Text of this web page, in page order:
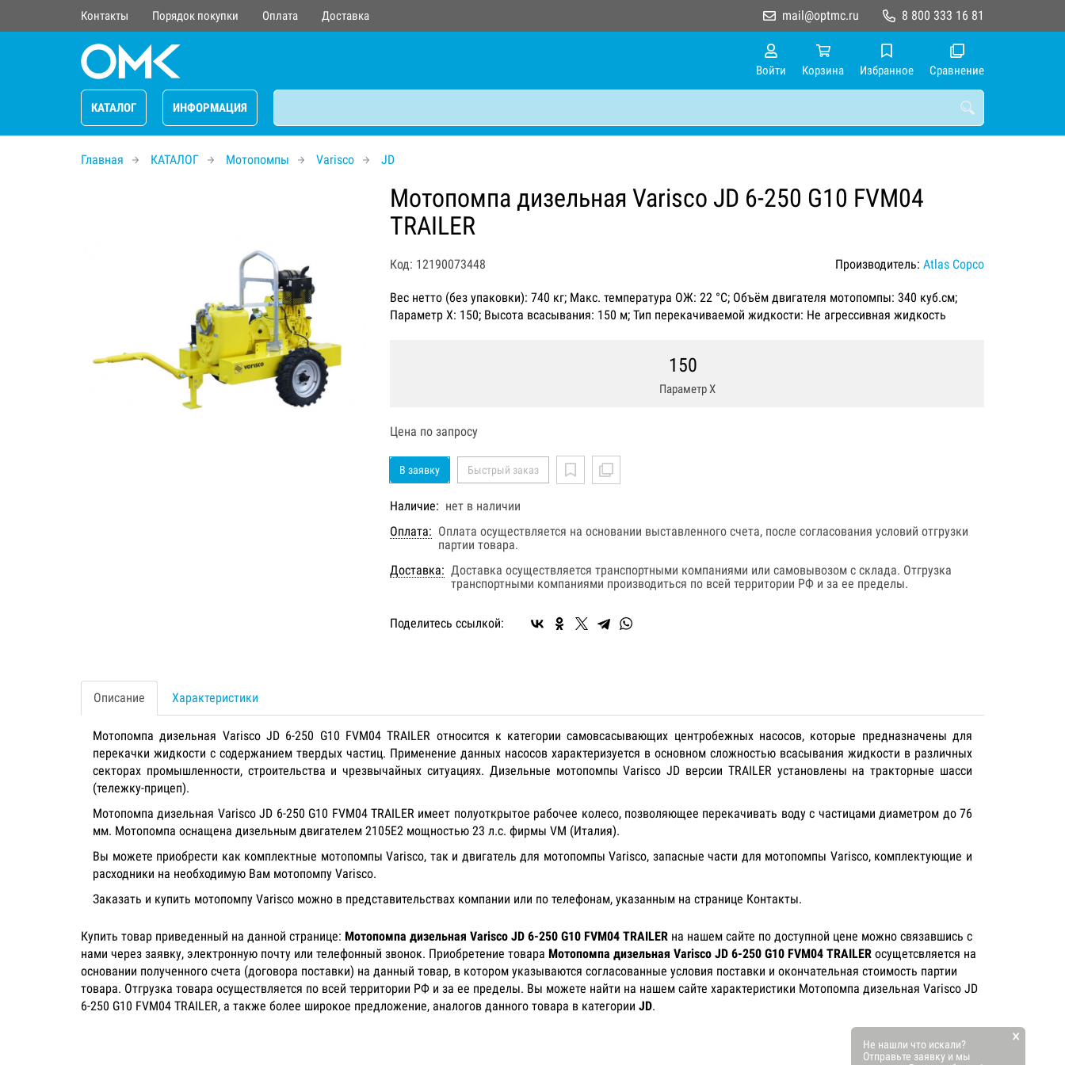
Контакты Порядок покупки Оплата Доставка 8 800 333 16 81
mail@optmc.ru
Войти Корзина Избранное Сравнение
КАТАЛОГ ИНФОРМАЦИЯ
Главная КАТАЛОГ Мотопомпы Varisco JD
Мотопомпа дизельная Varisco JD 6-250 G10 FVM04
TRAILER
Код: 12190073448 Производитель: Atlas Copco
Вес нетто (без упаковки): 740 кг; Макс. температура ОЖ: 22 °C; Объём двигателя мотопомпы: 340 куб.см;
Параметр Х: 150; Высота всасывания: 150 м; Тип перекачиваемой жидкости: Не агрессивная жидкость
150
Параметр Х
Цена по запросу
В заявку Быстрый заказ
Наличие: нет в наличии
Оплата: Оплата осуществляется на основании выставленного счета, после согласования условий отгрузки
партии товара.
Доставка: Доставка осуществляется транспортными компаниями или самовывозом с склада. Отгрузка
транспортными компаниями производиться по всей территории РФ и за ее пределы.
Поделитесь ссылкой:
Описание Характеристики
Мотопомпа дизельная Varisco JD 6-250 G10 FVM04 TRAILER относится к категории самовсасывающих центробежных насосов, которые предназначены для
перекачки жидкости с содержанием твердых частиц. Применение данных насосов характеризуется в основном сложностью всасывания жидкости в различных
секторах промышленности, строительства и чрезвычайных ситуациях. Дизельные мотопомпы Varisco JD версии TRAILER установлены на тракторные шасси
(тележку-прицеп).
Мотопомпа дизельная Varisco JD 6-250 G10 FVM04 TRAILER имеет полуоткрытое рабочее колесо, позволяющее перекачивать воду с частицами диаметром до 76
мм. Мотопомпа оснащена дизельным двигателем 2105E2 мощностью 23 л.с. фирмы VM (Италия).
Вы можете приобрести как комплектные мотопомпы Varisco, так и двигатель для мотопомпы Varisco, запасные части для мотопомпы Varisco, комплектующие и
расходники на необходимую Вам мотопомпу Varisco.
Заказать и купить мотопомпу Varisco можно в представительствах компании или по телефонам, указанным на странице Контакты.
Купить товар приведенный на данной странице: Мотопомпа дизельная Varisco JD 6-250 G10 FVM04 TRAILER на нашем сайте по доступной цене можно связавшись с
нами через заявку, электронную почту или телефонный звонок. Приобретение товара Мотопомпа дизельная Varisco JD 6-250 G10 FVM04 TRAILER осущетсвляется на
основании полученного счета (договора поставки) на данный товар, в котором указываются согласованные условия поставки и окончательная стоимость партии
товара. Отгрузка товара осуществляется по всей территории РФ и за ее пределы. Вы можете найти на нашем сайте характеристики Мотопомпа дизельная Varisco JD
6-250 G10 FVM04 TRAILER, а также более широкое предложение, аналогов данного товара в категории JD.
Не нашли что искали?
Отправьте заявку и мы
×